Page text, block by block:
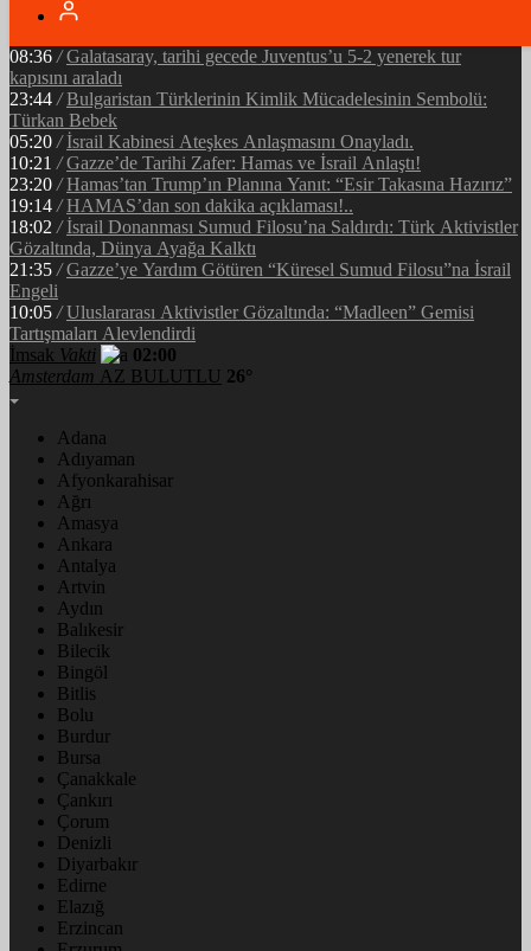
05:34 / Ramazan’ın Bereketi Yarenler İftarıyla Taçlandı: ‘Birlikte
08:36 / Galatasaray, tarihi gecede Juventus’u 5-2 yenerek tur
kapısını araladı
23:44 / Bulgaristan Türklerinin Kimlik Mücadelesinin Sembolü:
Türkan Bebek
05:20 / İsrail Kabinesi Ateşkes Anlaşmasını Onayladı.
10:21 / Gazze’de Tarihi Zafer: Hamas ve İsrail Anlaştı!
23:20 / Hamas’tan Trump’ın Planına Yanıt: “Esir Takasına Hazırız”
19:14 / HAMAS’dan son dakika açıklaması!..
18:02 / İsrail Donanması Sumud Filosu’na Saldırdı: Türk Aktivistler
Gözaltında, Dünya Ayağa Kalktı
21:35 / Gazze’ye Yardım Götüren “Küresel Sumud Filosu”na İsrail
Engeli
10:05 / Uluslararası Aktivistler Gözaltında: “Madleen” Gemisi
Tartışmaları Alevlendirdi
İmsak Vakti
02:00
Amsterdam AZ BULUTLU 26°
Adana
Adıyaman
Afyonkarahisar
Ağrı
Amasya
Ankara
Antalya
Artvin
Aydın
Balıkesir
Bilecik
Bingöl
Bitlis
Bolu
Burdur
Bursa
Çanakkale
Çankırı
Çorum
Denizli
Diyarbakır
Edirne
Elazığ
Erzincan